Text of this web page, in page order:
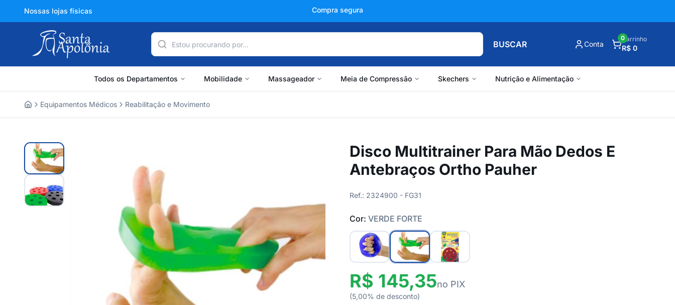
Nossas lojas físicas +150 mil avaliações
BUSCAR Conta
Carrinho
R$ 0
0
Todos os Departamentos Mobilidade Massageador Meia de Compressão Skechers Nutrição e Alimentação
Equipamentos Médicos Reabilitação e Movimento
Disco Multitrainer Para Mão Dedos E
Antebraços Ortho Pauher
Ref.: 2324900 - FG31
Cor: VERDE FORTE
R$ 145,35no PIX
(5,00% de desconto)